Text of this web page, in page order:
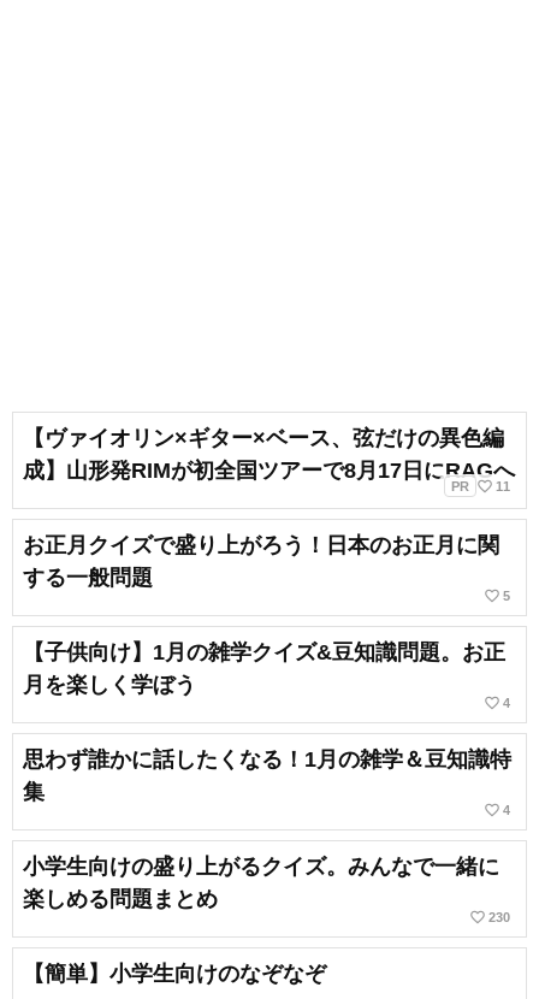
【ヴァイオリン×ギター×ベース、弦だけの異色編
成】山形発RIMが初全国ツアーで8月17日にRAGへ
PR favorite_border 11
お正月クイズで盛り上がろう！日本のお正月に関
する一般問題
favorite_border 5
【子供向け】1月の雑学クイズ&豆知識問題。お正
月を楽しく学ぼう
favorite_border 4
思わず誰かに話したくなる！1月の雑学＆豆知識特
集
favorite_border 4
小学生向けの盛り上がるクイズ。みんなで一緒に
楽しめる問題まとめ
favorite_border 230
【簡単】小学生向けのなぞなぞ